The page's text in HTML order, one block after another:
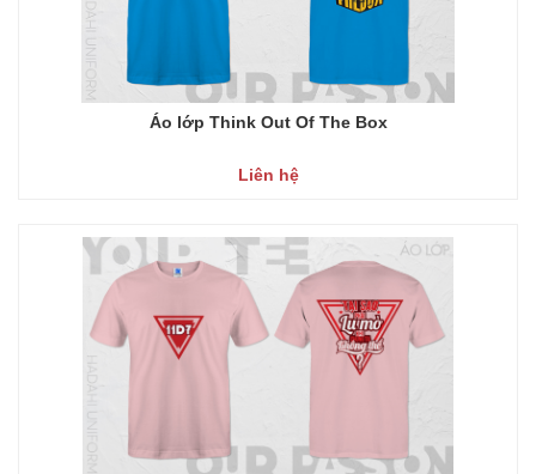
Áo lớp Think Out Of The Box
Liên hệ